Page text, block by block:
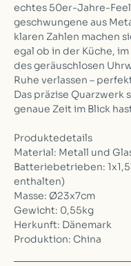
echtes 50er-Jahre-
geschwungene aus
klaren Zahlen machen
egal ob in der Küche,
des geräuschlosen
Ruhe verlassen –
Das präzise Quarzwerk
genaue Zeit im Blick
Produktedetails
Material: Metall und
Batteriebetrieben:
enthalten)
Masse: Ø23x7cm
Gewicht: 0,55kg
Herkunft: Dänemark
Produktion: China